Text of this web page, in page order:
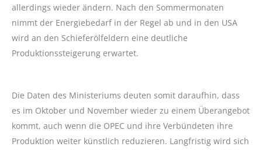
allerdings wieder ändern. Nach den Sommermonaten
nimmt der Energiebedarf in der Regel ab und in den USA
wird an den Schieferölfeldern eine deutliche
Produktionssteigerung erwartet.
Die Daten des Ministeriums deuten somit daraufhin, dass
es im Oktober und November wieder zu einem Überangebot
kommt, auch wenn die OPEC und ihre Verbündeten ihre
Produktion weiter künstlich reduzieren. Langfristig wird sich